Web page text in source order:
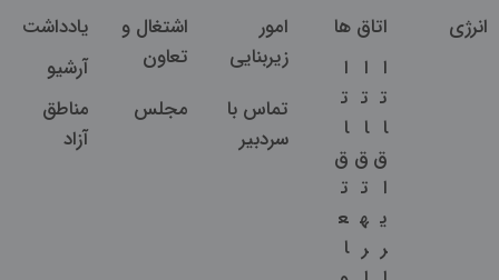
انرژی
اتاق ها
ا
ت
ا
ق
ا
ی
ر
ا
ت
ا
ق
ت
ه
ر
ا
ت
ا
ق
ت
ع
ا
امور
زیربنایی
اشتغال و
تعاون
یادداشت
آرشیو
تماس با
سردبیر
مجلس
مناطق
آزاد